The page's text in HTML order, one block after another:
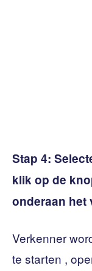
Stap 4:
klik op de
onderaan het
Verkenner
te starten ,